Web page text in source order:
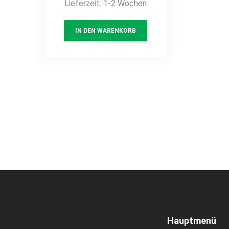
Lieferzeit: 1-2 Wochen
IN DEN WARENKORB
Hauptmenü